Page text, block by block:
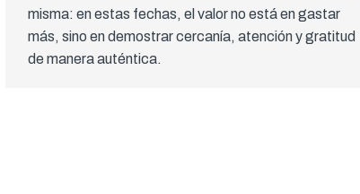
misma: en estas fechas, el valor no está en gastar
más, sino en demostrar cercanía, atención y gratitud
de manera auténtica.